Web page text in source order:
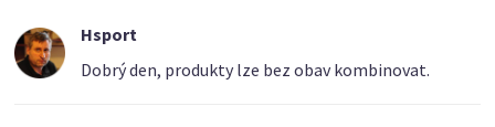
Hsport
Dobrý den, produkty lze bez obav kombinovat.